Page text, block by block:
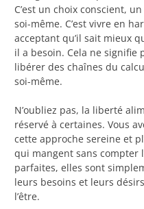
C’est un choix conscient,
soi-même. C’est vivre en
acceptant qu’il sait mieux
il a besoin. Cela ne signifie
libérer des chaînes du
soi-même.
N’oubliez pas, la liberté
réservé à certaines. Vous
cette approche sereine et
qui mangent sans compter
parfaites, elles sont
leurs besoins et leurs
l’être.